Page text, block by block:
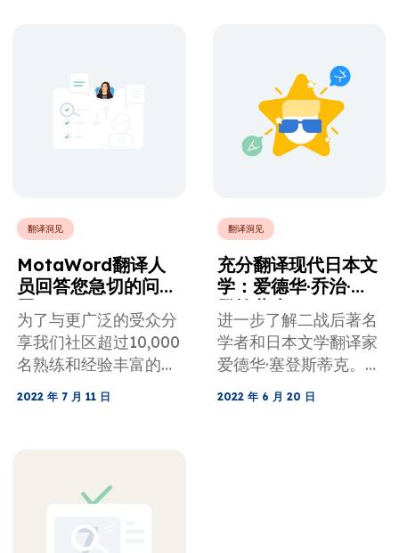
翻译洞见
MotaWord翻译人
员回答您急切的问
题!
为了与更广泛的受众分
享我们社区超过10,000
名熟练和经验丰富的译
员的经验，我们向他们
询问了5个问题，这些
世界的翻译技巧和想
2022 年 7 月 11 日
翻译洞见
充分翻译现代日本文
学：爱德华·乔治·赛
登施蒂克
进一步了解二战后著名
学者和日本文学翻译家
爱德华·塞登斯蒂克。
MotaWord在本文中
详细介绍了他的作品。
2022 年 6 月 20 日